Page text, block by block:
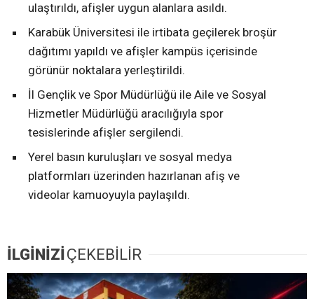
ulaştırıldı, afişler uygun alanlara asıldı.
Karabük Üniversitesi ile irtibata geçilerek broşür
dağıtımı yapıldı ve afişler kampüs içerisinde
görünür noktalara yerleştirildi.
İl Gençlik ve Spor Müdürlüğü ile Aile ve Sosyal
Hizmetler Müdürlüğü aracılığıyla spor
tesislerinde afişler sergilendi.
Yerel basın kuruluşları ve sosyal medya
platformları üzerinden hazırlanan afiş ve
videolar kamuoyuyla paylaşıldı.
İLGİNİZİÇEKEBİLİR